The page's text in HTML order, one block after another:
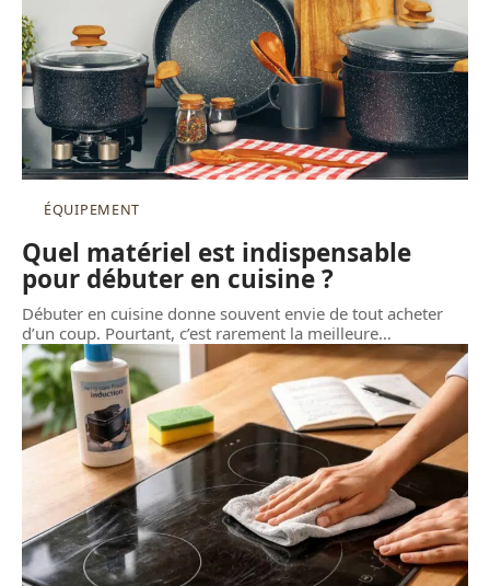
ÉQUIPEMENT
Quel matériel est indispensable
pour débuter en cuisine ?
Débuter en cuisine donne souvent envie de tout acheter
d’un coup. Pourtant, c’est rarement la meilleure…